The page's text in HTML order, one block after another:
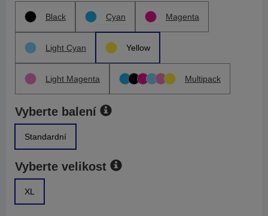
Black Cyan Magenta
Light Cyan Yellow
Light Magenta Multipack
Vyberte balení
Standardní
Vyberte velikost
XL